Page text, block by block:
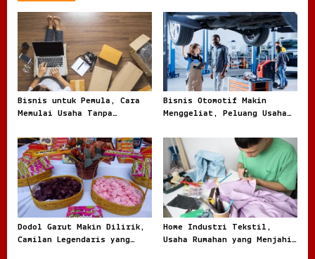
Bisnis untuk Pemula, Cara
Memulai Usaha Tanpa
Bisnis Otomotif Makin
Menggeliat, Peluang Usaha
Beli Kendaraan
Dodol Garut Makin Dilirik,
Camilan Legendaris yang
Home Industri Tekstil,
Usaha Rumahan yang Menjahit